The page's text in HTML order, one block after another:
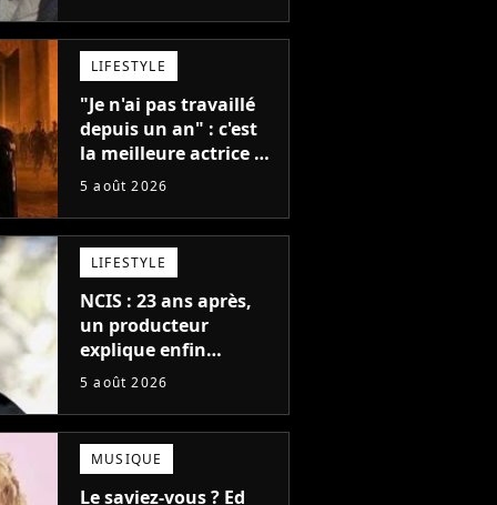
LIFESTYLE
"Je n'ai pas travaillé
depuis un an" : c'est
la meilleure actrice de
L'Odyssée, mais
donner de rôle au
cinéma
5 août 2026
LIFESTYLE
NCIS : 23 ans après,
un producteur
explique enfin
l'origine de l'idée la
(et on ne parle pas du
bateau)
5 août 2026
MUSIQUE
Le saviez-vous ? Ed